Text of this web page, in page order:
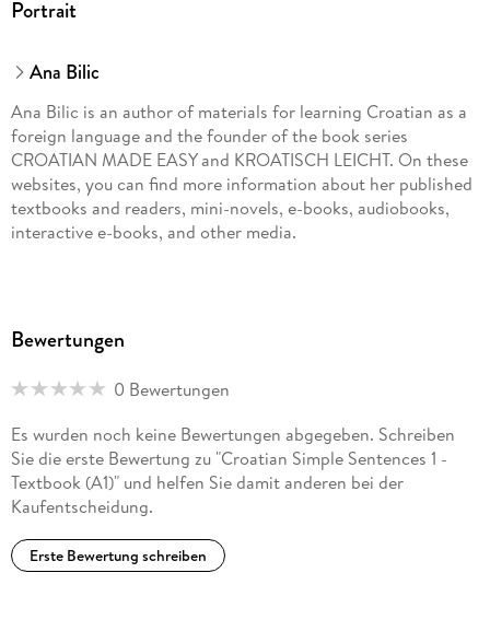
Portrait
Ana Bilic
Ana Bilic is an author of materials for learning Croatian as a
foreign language and the founder of the book series
CROATIAN MADE EASY and KROATISCH LEICHT. On these
websites, you can find more information about her published
textbooks and readers, mini-novels, e-books, audiobooks,
interactive e-books, and other media.
Bewertungen
0 Bewertungen
Es wurden noch keine Bewertungen abgegeben. Schreiben
Sie die erste Bewertung zu "Croatian Simple Sentences 1 -
Textbook (A1)" und helfen Sie damit anderen bei der
Kaufentscheidung.
Erste Bewertung schreiben